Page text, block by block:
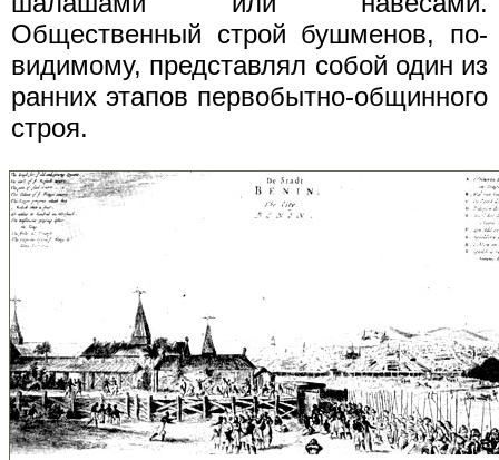
Общественный строй бушменов, по-
видимому, представлял собой один из
ранних этапов первобытно-общинного
строя.